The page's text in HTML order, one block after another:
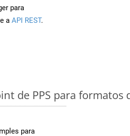
para
a API REST.
de PPS para formatos
para